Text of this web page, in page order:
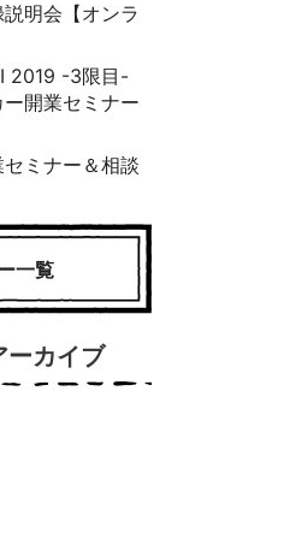
明会【オンラ
2019 -3限目-
ー開業セミナー
ミナー＆相談
一覧
ーカイブ